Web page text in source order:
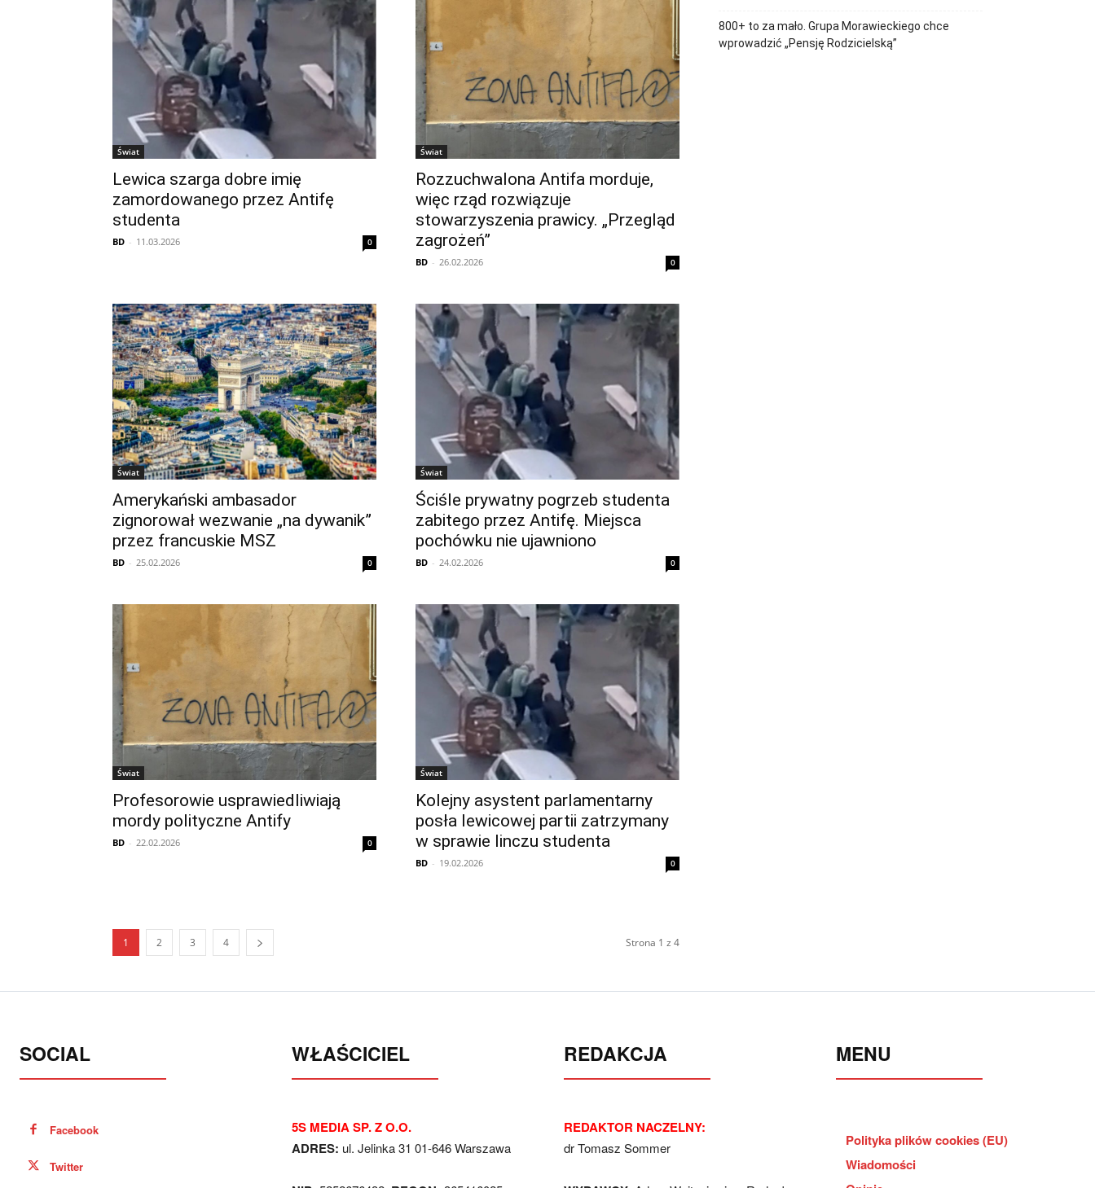
Świat
Lewica szarga dobre imię
zamordowanego przez Antifę
studenta
BD - 11.03.2026 0
Świat
Rozzuchwalona Antifa morduje,
więc rząd rozwiązuje
stowarzyszenia prawicy. „Przegląd
zagrożeń”
BD - 26.02.2026 0
Świat
Amerykański ambasador
zignorował wezwanie „na dywanik”
przez francuskie MSZ
BD - 25.02.2026 0
Świat
Ściśle prywatny pogrzeb studenta
zabitego przez Antifę. Miejsca
pochówku nie ujawniono
BD - 24.02.2026 0
Świat
Profesorowie usprawiedliwiają
mordy polityczne Antify
BD - 22.02.2026 0
Świat
Kolejny asystent parlamentarny
posła lewicowej partii zatrzymany
w sprawie linczu studenta
BD - 19.02.2026 0
1 2 3 4 Strona 1 z 4
800+ to za mało. Grupa Morawieckiego chce
wprowadzić „Pensję Rodzicielską”
SOCIAL
Facebook
Twitter
WŁAŚCICIEL
5S MEDIA SP. Z O.O.
ADRES: ul. Jelinka 31 01-646 Warszawa
REDAKCJA
REDAKTOR NACZELNY:
dr Tomasz Sommer
MENU
Polityka plików cookies (EU)
Wiadomości